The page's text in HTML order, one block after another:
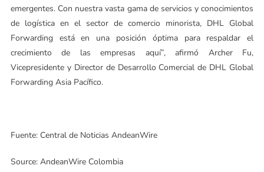
emergentes. Con nuestra vasta gama de servicios y conocimientos
de logística en el sector de comercio minorista, DHL Global
Forwarding está en una posición óptima para respaldar el
crecimiento de las empresas aquí”, afirmó Archer Fu,
Vicepresidente y Director de Desarrollo Comercial de DHL Global
Forwarding Asia Pacífico.
Fuente: Central de Noticias AndeanWire
Source: AndeanWire Colombia